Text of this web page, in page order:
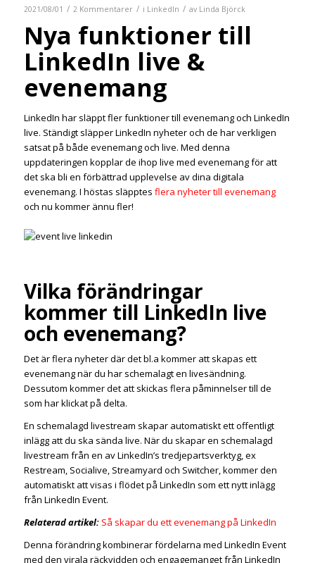
2021/08/01 / 2 Kommentarer / i LinkedIn / av Linda Björck
Nya funktioner till
LinkedIn live &
evenemang
LinkedIn har släppt fler funktioner till evenemang och LinkedIn
live. Ständigt släpper LinkedIn nyheter och de har verkligen
satsat på både evenemang och live. Med denna
uppdateringen kopplar de ihop live med evenemang för att
det ska bli en förbättrad upplevelse av dina digitala
evenemang. I höstas släpptes flera nyheter till evenemang
och nu kommer ännu fler!
Vilka förändringar
kommer till LinkedIn live
och evenemang?
Det är flera nyheter där det bl.a kommer att skapas ett
evenemang när du har schemalagt en livesändning.
Dessutom kommer det att skickas flera påminnelser till de
som har klickat på delta.
En schemalagd livestream skapar automatiskt ett offentligt
inlägg att du ska sända live. När du skapar en schemalagd
livestream från en av LinkedIn’s tredjepartsverktyg, ex
Restream, Socialive, Streamyard och Switcher, kommer den
automatiskt att visas i flödet på LinkedIn som ett nytt inlägg
från LinkedIn Event.
Relaterad artikel: Så skapar du ett evenemang på LinkedIn
Denna förändring kombinerar fördelarna med LinkedIn Event
med den virala räckvidden och engagemanget från LinkedIn